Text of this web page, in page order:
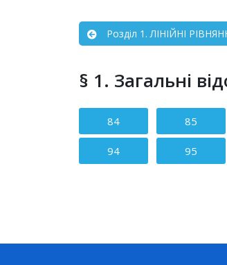
Розділ 1. ЛІНІЙНІ
§ 1. Загальні
Зміст статті
84 85
94 95